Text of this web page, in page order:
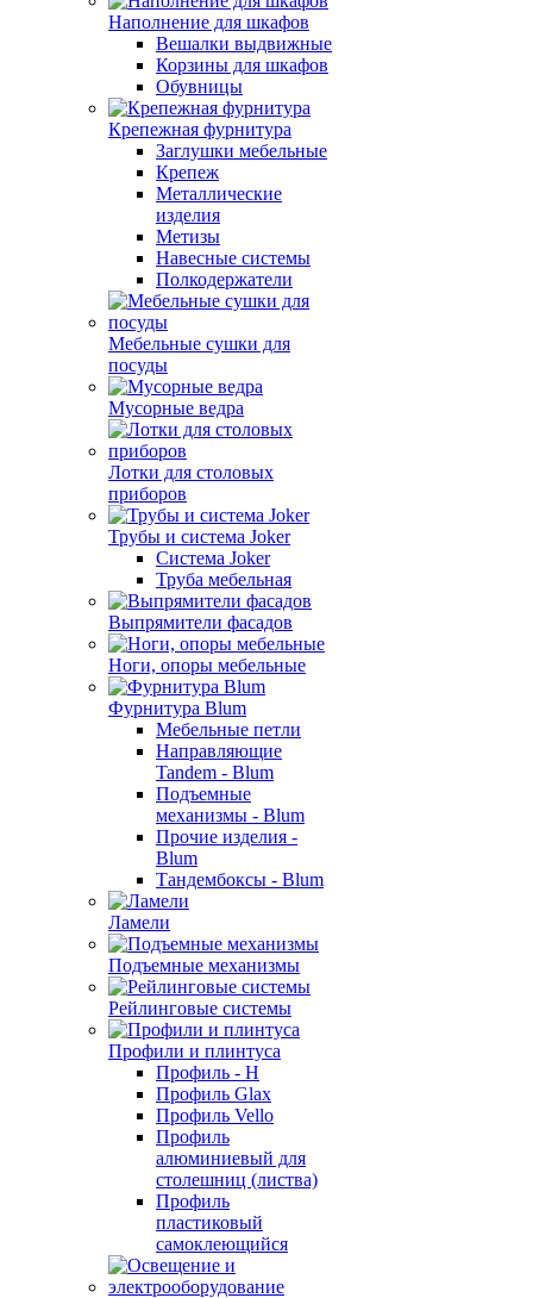
Наполнение для шкафов
Вешалки выдвижные
Корзины для шкафов
Обувницы
Крепежная фурнитура
Заглушки мебельные
Крепеж
Металлические
изделия
Метизы
Навесные системы
Полкодержатели
Мебельные сушки для
посуды
Мусорные ведра
Лотки для столовых
приборов
Трубы и система Joker
Система Joker
Труба мебельная
Выпрямители фасадов
Ноги, опоры мебельные
Фурнитура Blum
Мебельные петли
Направляющие
Tandem - Blum
Подъемные
механизмы - Blum
Прочие изделия -
Blum
Тандембоксы - Blum
Ламели
Подъемные механизмы
Рейлинговые системы
Профили и плинтуса
Профиль - H
Профиль Glax
Профиль Vello
Профиль
алюминиевый для
столешниц (листва)
Профиль
пластиковый
самоклеющийся